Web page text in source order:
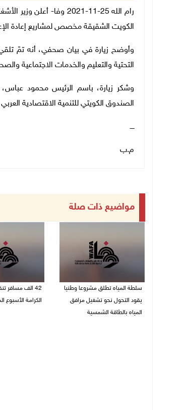
رام الله 25-11-2021
الكويت الشقيقة مخصص لمشاريع إعادة
التحتية والتعليم والخدمات الاجتماعية
وشكر زيارة، باسم الرئيس محمود
الصندوق الكويتي للتنمية الاقتصادية
ــــ
م.ب
مواضيع ذات صلة
سلطة المياه تطلق مشروعا وطنيا
يقود التحول نحو تشغيل مرافق
المياه بالطاقة الشمسية
42 الف مسافر
الكرامة الأسبوع